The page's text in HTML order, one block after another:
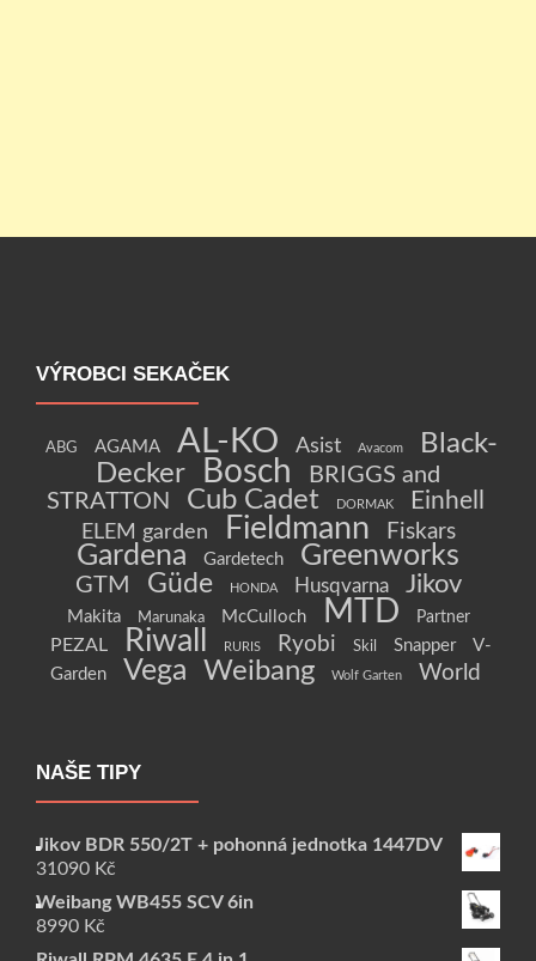
VÝROBCI SEKAČEK
ABG AGAMA AL-KO Asist Avacom
Black-
Decker
Bosch
BRIGGS and
STRATTON
Cub Cadet DORMAK Einhell
ELEM garden Fieldmann Fiskars
Gardena Gardetech Greenworks
GTM Güde HONDA Husqvarna Jikov
Makita Marunaka McCulloch MTD Partner
PEZAL Riwall RURIS Ryobi Skil Snapper
V-
Garden
Vega Weibang Wolf Garten World
NAŠE TIPY
Jikov BDR 550/2T + pohonná jednotka 1447DV
31090 Kč
Weibang WB455 SCV 6in
8990 Kč